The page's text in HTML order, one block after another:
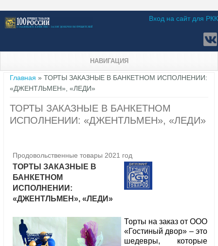
Вход на сайт для РКК
НАВИГАЦИЯ
Вы здесь
Главная » ТОРТЫ ЗАКАЗНЫЕ В БАНКЕТНОМ ИСПОЛНЕНИИ:
«ДЖЕНТЛЬМЕН», «ЛЕДИ»
ТОРТЫ ЗАКАЗНЫЕ В БАНКЕТНОМ
ИСПОЛНЕНИИ: «ДЖЕНТЛЬМЕН», «ЛЕДИ»
Продовольственные товары 2021 год
ТОРТЫ ЗАКАЗНЫЕ В
БАНКЕТНОМ
ИСПОЛНЕНИИ:
«ДЖЕНТЛЬМЕН», «ЛЕДИ»
Торты на заказ от ООО
«Гостиный двор» – это
шедевры, которые